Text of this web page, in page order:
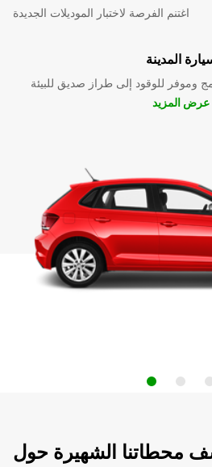
اغتنم الفرصة لاختبار الموديلات الجديدة
المدينة
وموفر للوقود إلى طراز صديق للبيئة
عرض المزيد
محطاتنا الشهيرة حول